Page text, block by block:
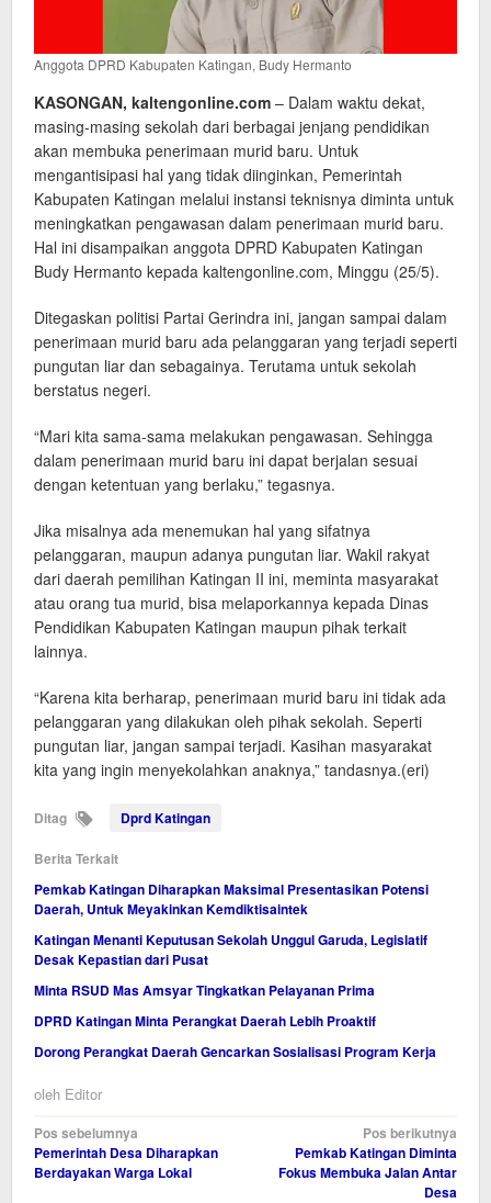
Anggota DPRD Kabupaten Katingan, Budy Hermanto
KASONGAN, kaltengonline.com – Dalam waktu dekat,
masing-masing sekolah dari berbagai jenjang pendidikan
akan membuka penerimaan murid baru. Untuk
mengantisipasi hal yang tidak diinginkan, Pemerintah
Kabupaten Katingan melalui instansi teknisnya diminta untuk
meningkatkan pengawasan dalam penerimaan murid baru.
Hal ini disampaikan anggota DPRD Kabupaten Katingan
Budy Hermanto kepada kaltengonline.com, Minggu (25/5).
Ditegaskan politisi Partai Gerindra ini, jangan sampai dalam
penerimaan murid baru ada pelanggaran yang terjadi seperti
pungutan liar dan sebagainya. Terutama untuk sekolah
berstatus negeri.
“Mari kita sama-sama melakukan pengawasan. Sehingga
dalam penerimaan murid baru ini dapat berjalan sesuai
dengan ketentuan yang berlaku,” tegasnya.
Jika misalnya ada menemukan hal yang sifatnya
pelanggaran, maupun adanya pungutan liar. Wakil rakyat
dari daerah pemilihan Katingan II ini, meminta masyarakat
atau orang tua murid, bisa melaporkannya kepada Dinas
Pendidikan Kabupaten Katingan maupun pihak terkait
lainnya.
“Karena kita berharap, penerimaan murid baru ini tidak ada
pelanggaran yang dilakukan oleh pihak sekolah. Seperti
pungutan liar, jangan sampai terjadi. Kasihan masyarakat
kita yang ingin menyekolahkan anaknya,” tandasnya.(eri)
Ditag Dprd Katingan
Berita Terkait
Pemkab Katingan Diharapkan Maksimal Presentasikan Potensi
Daerah, Untuk Meyakinkan Kemdiktisaintek
Katingan Menanti Keputusan Sekolah Unggul Garuda, Legislatif
Desak Kepastian dari Pusat
Minta RSUD Mas Amsyar Tingkatkan Pelayanan Prima
DPRD Katingan Minta Perangkat Daerah Lebih Proaktif
Dorong Perangkat Daerah Gencarkan Sosialisasi Program Kerja
oleh Editor
Navigasi
pos
Pos sebelumnya
Pemerintah Desa Diharapkan
Berdayakan Warga Lokal
Pos berikutnya
Pemkab Katingan Diminta
Fokus Membuka Jalan Antar
Desa